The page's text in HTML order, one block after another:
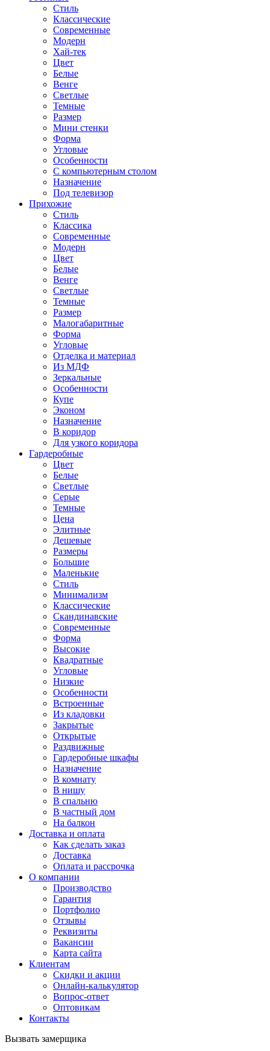
Стиль
Классические
Современные
Модерн
Хай-тек
Цвет
Белые
Венге
Светлые
Темные
Размер
Мини стенки
Форма
Угловые
Особенности
С компьютерным столом
Назначение
Под телевизор
Прихожие
Стиль
Классика
Современные
Модерн
Цвет
Белые
Венге
Светлые
Темные
Размер
Малогабаритные
Форма
Угловые
Отделка и материал
Из МДФ
Зеркальные
Особенности
Купе
Эконом
Назначение
В коридор
Для узкого коридора
Гардеробные
Цвет
Белые
Светлые
Серые
Темные
Цена
Элитные
Дешевые
Размеры
Большие
Маленькие
Стиль
Минимализм
Классические
Скандинавские
Современные
Форма
Высокие
Квадратные
Угловые
Низкие
Особенности
Встроенные
Из кладовки
Закрытые
Открытые
Раздвижные
Гардеробные шкафы
Назначение
В комнату
В нишу
В спальню
В частный дом
На балкон
Доставка и оплата
Как сделать заказ
Доставка
Оплата и рассрочка
О компании
Производство
Гарантия
Портфолио
Отзывы
Реквизиты
Вакансии
Карта сайта
Клиентам
Скидки и акции
Онлайн-калькулятор
Вопрос-ответ
Оптовикам
Контакты
Вызвать замерщика